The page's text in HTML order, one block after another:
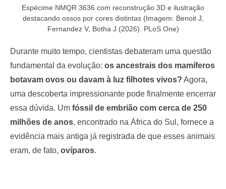
Espécime NMQR 3636 com reconstrução 3D e ilustração
destacando ossos por cores distintas (Imagem: Benoit J,
Fernandez V, Botha J (2026). PLoS One)
Durante muito tempo, cientistas debateram uma questão
fundamental da evolução: os ancestrais dos mamíferos
botavam ovos ou davam à luz filhotes vivos? Agora,
uma descoberta impressionante pode finalmente encerrar
essa dúvida. Um fóssil de embrião com cerca de 250
milhões de anos, encontrado na África do Sul, fornece a
evidência mais antiga já registrada de que esses animais
eram, de fato, ovíparos.